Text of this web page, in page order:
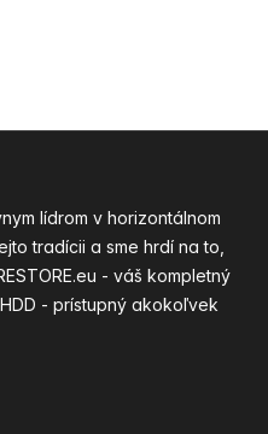
lídrom v horizontálnom
tradícii a sme hrdí na to,
- váš kompletný
- prístupný akokoľvek